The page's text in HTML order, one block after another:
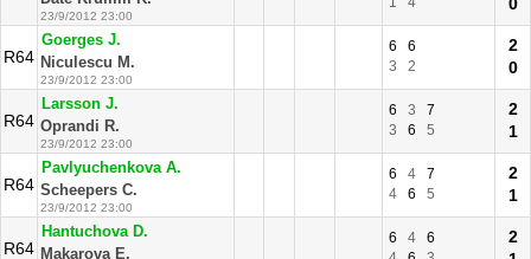
23/9/2012 23:00
R64
Goerges J.
Niculescu M.
23/9/2012 23:00
6
6
3
2
2
0
R64
Larsson J.
Oprandi R.
23/9/2012 23:00
6 3
7
3
6 5
2
1
R64
Pavlyuchenkova A.
Scheepers C.
23/9/2012 23:00
6 4
7
4
6 5
2
1
R64
Hantuchova D.
Makarova E.
6 4
6
2